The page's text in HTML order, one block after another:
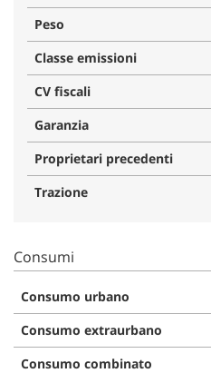
Peso
Classe emissioni
CV fiscali
Garanzia
Proprietari precedenti
Trazione
Consumi
Consumo urbano
Consumo extraurbano
Consumo combinato